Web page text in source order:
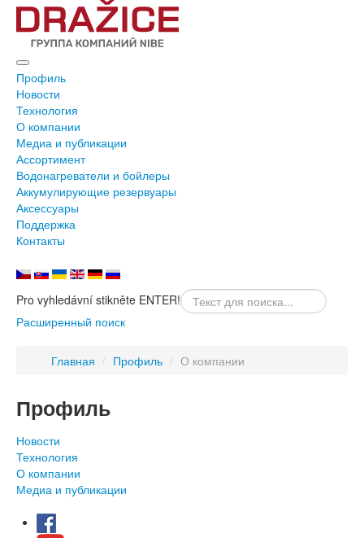
Профиль
Новости
Технология
О компании
Медиа и публикации
Ассортимент
Водонагреватели и бойлеры
Аккумулирующие резервуары
Аксессуары
Поддержка
Контакты
Pro vyhledávní stikněte ENTER!
Расширенный поиск
Главная / Профиль / О компании
Профиль
Новости
Технология
О компании
Медиа и публикации